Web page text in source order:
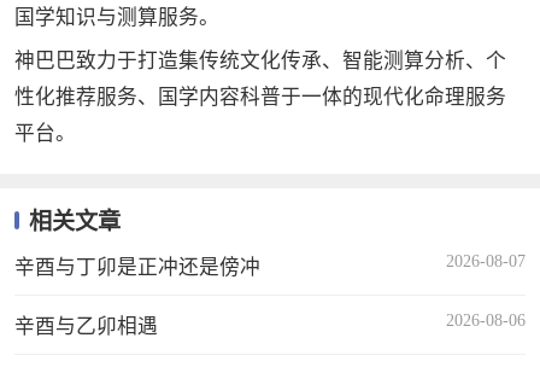
国学知识与测算服务。
神巴巴致力于打造集传统文化传承、智能测算分析、个
性化推荐服务、国学内容科普于一体的现代化命理服务
平台。
相关文章
辛酉与丁卯是正冲还是傍冲 2026-08-07
辛酉与乙卯相遇 2026-08-06